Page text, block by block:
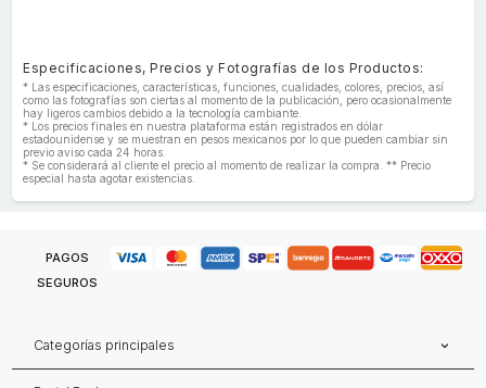
Especificaciones, Precios y Fotografías de los Productos:
* Las especificaciones, características, funciones, cualidades, colores, precios, así
como las fotografías son ciertas al momento de la publicación, pero ocasionalmente
hay ligeros cambios debido a la tecnología cambiante.
* Los precios finales en nuestra plataforma están registrados en dólar
estadounidense y se muestran en pesos mexicanos por lo que pueden cambiar sin
previo aviso cada 24 horas.
* Se considerará al cliente el precio al momento de realizar la compra. ** Precio
especial hasta agotar existencias.
PAGOS
SEGUROS
Categorías principales